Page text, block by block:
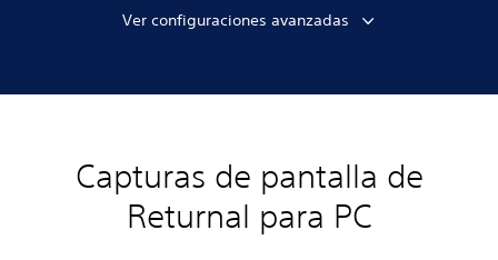
Ver configuraciones avanzadas
Capturas de pantalla de
Returnal para PC